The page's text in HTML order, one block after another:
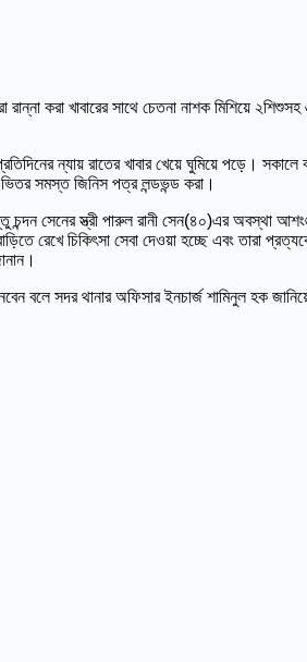
করা খাবারের সাথে চেতনা নাশক মিশিয়ে
ন্যায় রাতের খাবার খেয়ে ঘুমিয়ে পড়ে।
সমস্ত জিনিস পত্র লন্ডভন্ড করা।
সেনের স্ত্রী পারুল রানী সেন(৪০)এর অবস্থা
রেখে চিকিৎসা সেবা দেওয়া হচ্ছে এবং তারা
বলে সদর থানার অফিসার ইনচার্জ শামিনুল হক